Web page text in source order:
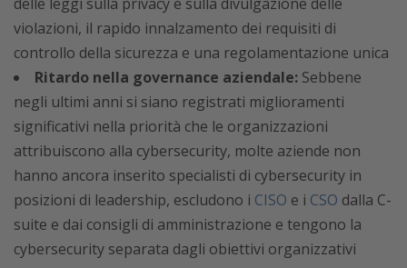
violazioni, il rapido innalzamento dei requisiti di
controllo della sicurezza e una regolamentazione unica
Ritardo nella governance aziendale: Sebbene
negli ultimi anni si siano registrati miglioramenti
significativi nella priorità che le organizzazioni
attribuiscono alla cybersecurity, molte aziende non
hanno ancora inserito specialisti di cybersecurity in
posizioni di leadership, escludono i CISO e i CSO dalla C-
suite e dai consigli di amministrazione e tengono la
cybersecurity separata dagli obiettivi organizzativi